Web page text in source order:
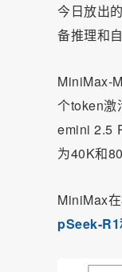
今日放出
备推理和
MiniMax-
个token激
emini 2.5
为40K和
MiniMax
pSeek-